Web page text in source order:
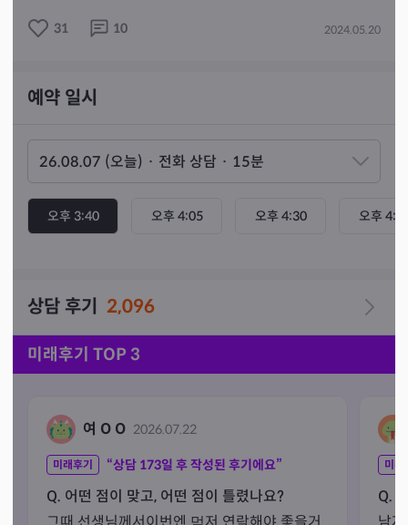
31 10 2024.05.20
예약 일시
오후 3:40 오후 4:05 오후 4:30 오후
상담 후기 2,096
미래후기 TOP 3
여 O O 2026.07.22
미래후기 “상담 173일 후 작성된 후기에요”
Q. 어떤 점이 맞고, 어떤 점이 틀렸나요?
미래
Q.